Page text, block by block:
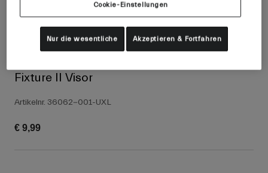
Mountainbike Bekleidung
Alle anzeigen
Damen
Ersatzgläser
Fixture II Visor
Artikelnr. 36062-001-UXL
€ 9,99
Cookie-Einstellungen
Nur die wesentliche Akzeptieren & Fortfahren